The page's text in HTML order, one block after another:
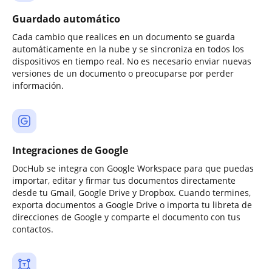
Guardado automático
Cada cambio que realices en un documento se guarda
automáticamente en la nube y se sincroniza en todos los
dispositivos en tiempo real. No es necesario enviar nuevas
versiones de un documento o preocuparse por perder
información.
Integraciones de Google
DocHub se integra con Google Workspace para que puedas
importar, editar y firmar tus documentos directamente
desde tu Gmail, Google Drive y Dropbox. Cuando termines,
exporta documentos a Google Drive o importa tu libreta de
direcciones de Google y comparte el documento con tus
contactos.